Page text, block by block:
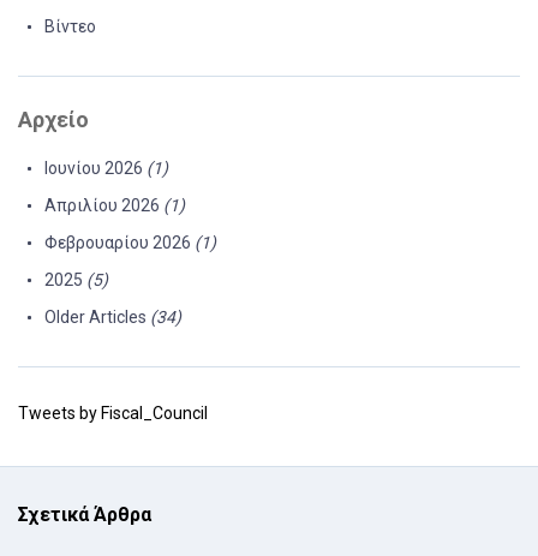
Βίντεο
Αρχείο
Ιουνίου 2026 (1)
Απριλίου 2026 (1)
Φεβρουαρίου 2026 (1)
2025 (5)
Older Articles (34)
Tweets by Fiscal_Council
Σχετικά Άρθρα